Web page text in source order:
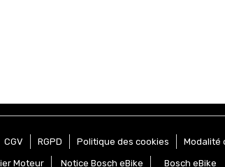
CGV RGPD Politique des cookies Modalité
Moteur Notice Bosch eBike Bosch eBike